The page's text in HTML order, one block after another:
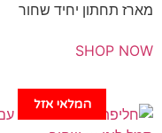
המלאי אזל
יחיד שחור